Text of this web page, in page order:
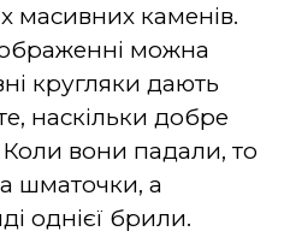
масивних каменів.
можна
кругляки дають
наскільки добре
вони падали, то
шматочки, а
однієї брили.